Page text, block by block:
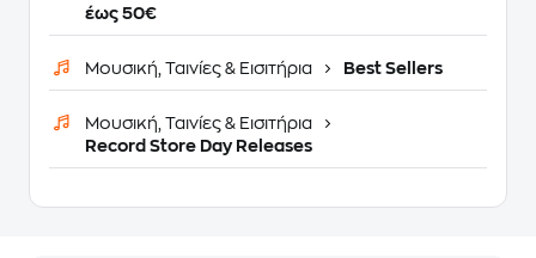
έως 50€
Μουσική, Ταινίες & Εισιτήρια Best Sellers
Μουσική, Ταινίες & Εισιτήρια
Record Store Day Releases